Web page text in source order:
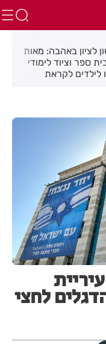
לציון באהבה: מאות
ספר וציוד לימודי
לילדים לקראת
לטבח 7.11: עיריית
לחצי